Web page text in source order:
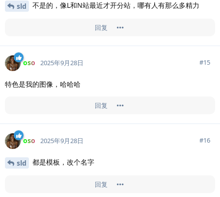
sld 不是的，像L和N站最近才开分站，哪有人有那么多精力
回复
oso 2025年9月28日 #15
特色是我的图像，哈哈哈
回复
oso 2025年9月28日 #16
sld 都是模板，改个名字
回复